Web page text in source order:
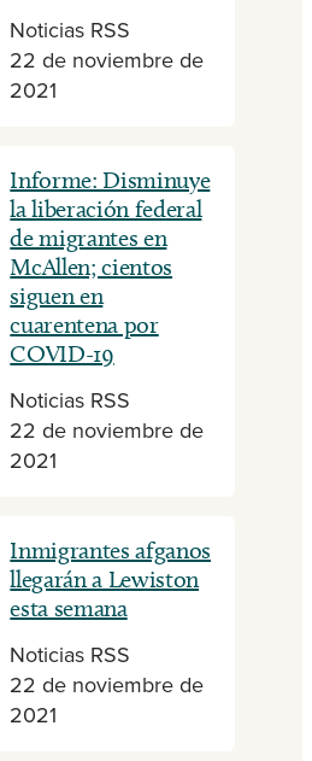
Noticias RSS
22 de noviembre de
2021
Informe: Disminuye
la liberación federal
de migrantes en
McAllen; cientos
siguen en
cuarentena por
COVID-19
Noticias RSS
22 de noviembre de
2021
Inmigrantes afganos
llegarán a Lewiston
esta semana
Noticias RSS
22 de noviembre de
2021